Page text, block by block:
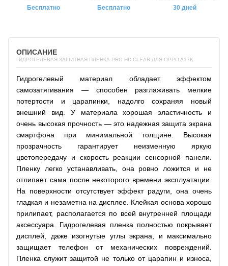
Бесплатно Бесплатно 30 дней
ОПИСАНИЕ
ГИДРОГЕЛЕВАЯ ЗАЩИТНАЯ ПЛЕНКА PRO HD CLEAR ДЛЯ OPPO A17K
Гидрогелевый материал обладает эффектом
самозатягивания — способен разглаживать мелкие
потертости и царапинки, надолго сохраняя новый
внешний вид. У материала хорошая эластичность и
очень высокая прочность — это надежная защита экрана
смартфона при минимальной толщине. Высокая
прозрачность гарантирует неизменную яркую
цветопередачу и скорость реакции сенсорной панели.
Пленку легко устанавливать, она ровно ложится и не
отлипает сама после некоторого времени эксплуатации.
На поверхности отсутствует эффект радуги, она очень
гладкая и незаметна на дисплее. Клейкая основа хорошо
прилипает, располагается по всей внутренней площади
аксессуара. Гидрогелевая пленка полностью покрывает
дисплей, даже изогнутые углы экрана, и максимально
защищает телефон от механических повреждений.
Пленка служит защитой не только от царапин и износа,